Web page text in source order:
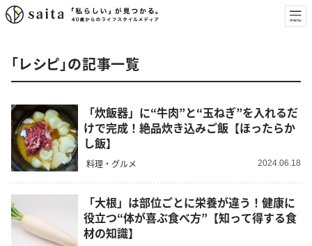
「レシピ」の記事一覧
「炊飯器」に“牛肉”と“玉ねぎ”を入れるだ
けで完成！絶品炊き込みご飯【ほったらか
し飯】
料理・グルメ 2024.06.18
「大根」は部位ごとに栄養が違う！健康に
役立つ“体が喜ぶ食べ方”【知って得する食
材の知識】